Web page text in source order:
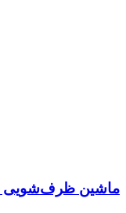
ماشین ظرف‌شویی Modular مدل FU DWD 50-2